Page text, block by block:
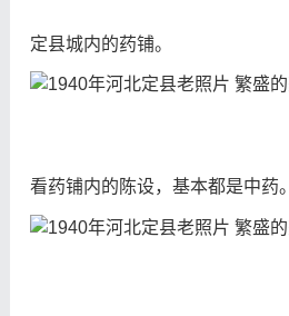
定县城内的药铺。
看药铺内的陈设，基本都是中药。